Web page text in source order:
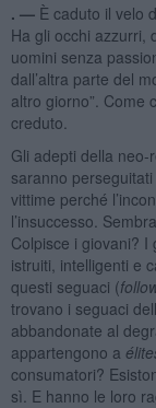
. — È caduto il velo
Ha gli occhi azzurri,
uomini senza
dall’altra parte del
altro giorno”. Come
creduto.
Gli adepti della
saranno
vittime perché
l’insuccesso.
Colpisce i giovani?
istruiti, intelligenti e
questi seguaci (
trovano i seguaci
abbandonate al
appartengono a
consumatori?
sì. E hanno le loro